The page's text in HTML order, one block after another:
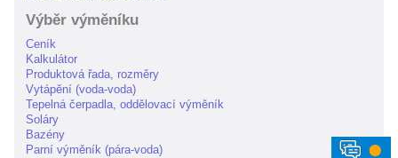
⬤
Výběr výměníku
Ceník
Kalkulátor
Produktová řada, rozměry
Vytápění (voda-voda)
Tepelná čerpadla, oddělovací výměník
Soláry
Bazény
Parní výměník (pára-voda)